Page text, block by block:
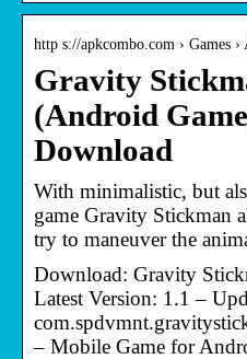
http s://apkcombo.com › Games ›
Gravity
(Android
Download
With minimalistic, but
game Gravity Stickman
try to maneuver the
Download: Gravity
Latest Version: 1.1 –
– Mobile Game for